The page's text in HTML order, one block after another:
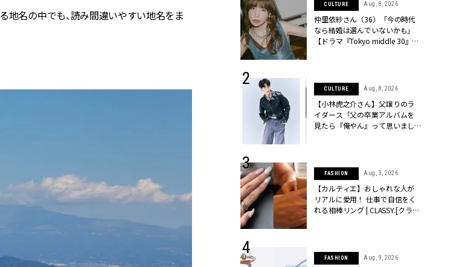
地名の中でも、読み間違いやすい地名をま
本格リップケ
Aug, 7, 2026
トレンド！
4選】さりげない
カラー |
Sep, 25, 2025
【一生ものジュエリー】1つでも
WEDDING Mar, 17, 2026
結婚式に黒ドレスはアリ？お呼
ばれで失敗しないコーデ＆マナ
Dec, 14, 2025
CULTURE Aug, 8, 2026
仲里依紗さん（36）「今の時代
なら結婚は選んでいないかも」
【ドラマ『Tokyo middle 30』イ
CULTURE Aug, 8, 2026
【小林虎之介さん】父譲りのラ
イダース「父の卒業アルバムを
見たら『俺やん』って思いまし
FASHION Aug, 3, 2026
【カルティエ】おしゃれな人が
リアルに愛用！ 仕事で自信をく
れる相棒リング | CLASSY.[クラッ
FASHION Aug, 9, 2026